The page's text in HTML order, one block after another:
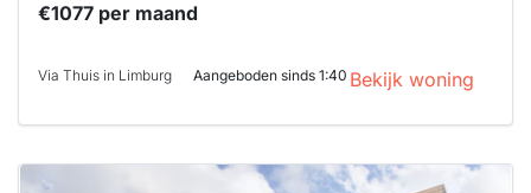
€1077 per maand
Via Thuis in Limburg Aangeboden sinds 1:40 Bekijk woning